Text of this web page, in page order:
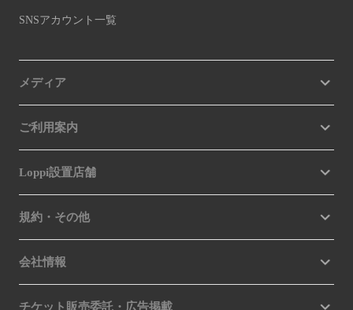
SNSアカウント一覧
メディア
ご利用案内
Loppi設置店舗
規約・その他
会社情報
チケット販売委託・広告掲載